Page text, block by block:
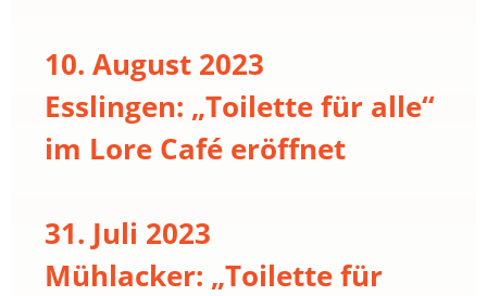
10. August 2023
Esslingen: „Toilette für alle“
im Lore Café eröffnet
31. Juli 2023
Mühlacker: „Toilette für